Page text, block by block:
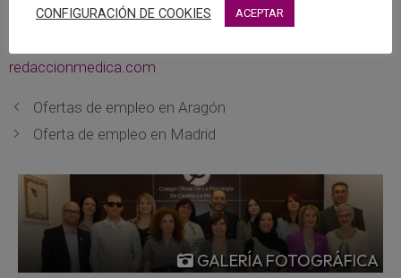
redaccionmedica.com
Ofertas de empleo en Aragón
Oferta de empleo en Madrid
GALERÍA FOTOGRÁFICA
CONFIGURACIÓN DE COOKIES ACEPTAR